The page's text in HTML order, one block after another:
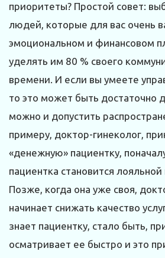
приоритеты? Простой совет:
людей, которые для вас очень
эмоциональном и финансовом
уделять им 80 % своего
времени. И если вы умеете
то это может быть достаточно
можно и допустить
примеру, доктор-гинеколог,
«денежную» пациентку,
пациентка становится
Позже, когда она уже своя,
начинает снижать качество
знает пациентку, стало быть,
осматривает ее быстро и это